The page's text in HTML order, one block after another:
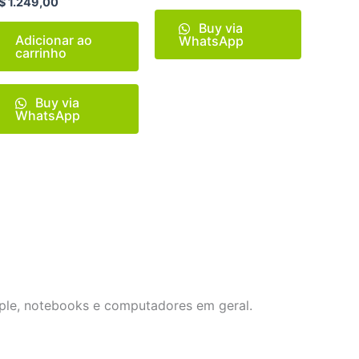
Adicionar ao
carrinho
Buy via
WhatsApp
opções
Buy via
WhatsApp
notebooks e computadores em geral.